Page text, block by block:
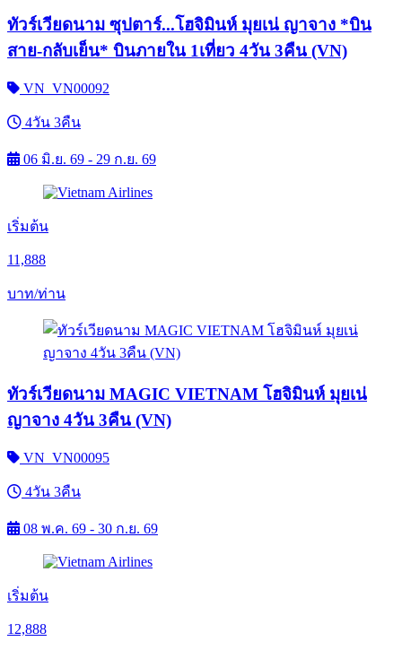
ทัวร์เวียดนาม ซุปตาร์...โฮจิมินห์ มุยเน่ ญาจาง *บิน
สาย-กลับเย็น* บินภายใน 1เที่ยว 4วัน 3คืน (VN)
VN_VN00092
4วัน 3คืน
06 มิ.ย. 69 - 29 ก.ย. 69
เริ่มต้น
11,888
บาท/ท่าน
ทัวร์เวียดนาม MAGIC VIETNAM โฮจิมินห์ มุยเน่
ญาจาง 4วัน 3คืน (VN)
VN_VN00095
4วัน 3คืน
08 พ.ค. 69 - 30 ก.ย. 69
เริ่มต้น
12,888